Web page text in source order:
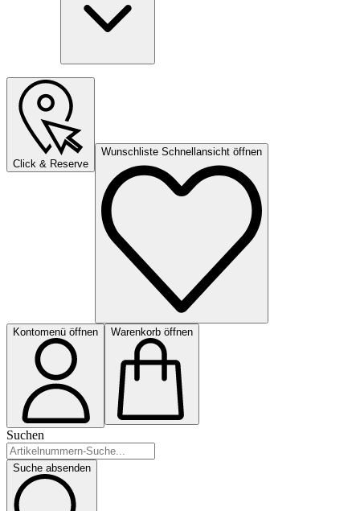
Click & Reserve
Wunschliste Schnellansicht öffnen
Kontomenü öffnen Warenkorb öffnen
Suchen
Suche absenden